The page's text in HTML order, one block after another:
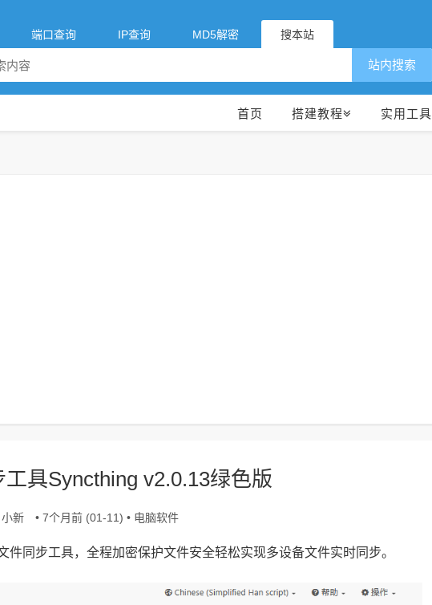
端口查询 IP查询 MD5解密 搜本站
站内搜索
首页 搭建教程 实用工具
具Syncthing v2.0.13绿色版
小新 • 7个月前 (01-11) • 电脑软件
同步工具，全程加密保护文件安全轻松实现多设备文件实时同步。